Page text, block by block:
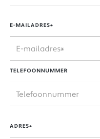
E-MAILADRES*
TELEFOONNUMMER
ADRES*